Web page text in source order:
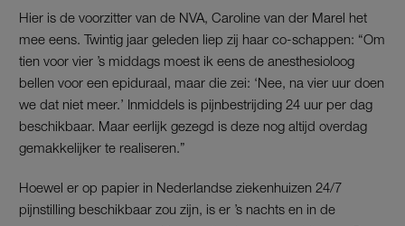
Hier is de voorzitter van de NVA, Caroline van der Marel het
mee eens. Twintig jaar geleden liep zij haar co-schappen: “Om
tien voor vier ’s middags moest ik eens de anesthesioloog
bellen voor een epiduraal, maar die zei: ‘Nee, na vier uur doen
we dat niet meer.’ Inmiddels is pijnbestrijding 24 uur per dag
beschikbaar. Maar eerlijk gezegd is deze nog altijd overdag
gemakkelijker te realiseren.”
Hoewel er op papier in Nederlandse ziekenhuizen 24/7
pijnstilling beschikbaar zou zijn, is er ’s nachts en in de